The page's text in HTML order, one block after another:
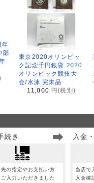
年
部
東京2020オリンピッ
ク記念千円銀貨 2020
オリンピック競技大
会/水泳 完未品
11,000 円(税別)
続き
の指定やお支払い方
入力いただきました
入金
当店で
入金確